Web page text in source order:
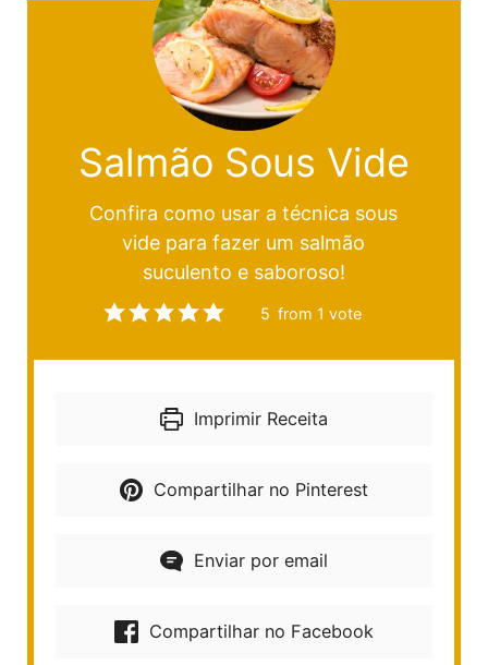
Salmão Sous Vide
Confira como usar a técnica sous
vide para fazer um salmão
suculento e saboroso!
5 from 1 vote
Imprimir Receita
Compartilhar no Pinterest
Enviar por email
Compartilhar no Facebook